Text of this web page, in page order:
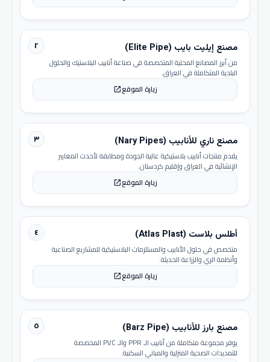
٢ مصنع إيليت بايب (Elite Pipe)
من أبرز المصانع المحلية المتخصصة في صناعة أنابيب البلاستيك والحلول
البلدية المتكاملة في العراق.
زيارة الموقعopen_in_new
٣ مصنع ناري للأنابيب (Nary Pipes)
يقدم منتجات أنابيب بلاستيكية عالية الجودة ومطابقة لأحدث المعايير
الإنشائية في العراق وإقليم كردستان.
زيارة الموقعopen_in_new
٤ أطلس بلاست (Atlas Plast)
متخصص في حلول الأنابيب والمستلزمات البلاستيكية للمشاريع الصناعية
وأنظمة الري والزراعة الحديثة.
زيارة الموقعopen_in_new
٥ مصنع بارز للأنابيب (Barz Pipe)
يوفر مجموعة متكاملة من أنابيب الـ PPR والـ PVC المخصصة
للتمديدات الصحية المنزلية والمباني السكنية.